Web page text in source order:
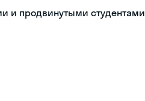
и продвинутыми студентами